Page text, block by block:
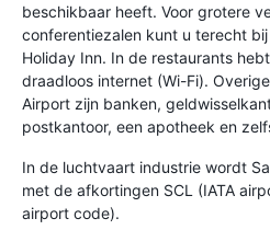
beschikbaar heeft. Voor grotere
conferentiezalen kunt u terecht
Holiday Inn. In de restaurants
draadloos internet (Wi-Fi).
Airport zijn banken,
postkantoor, een apotheek en
In de luchtvaart industrie wordt
met de afkortingen SCL (IATA
airport code).